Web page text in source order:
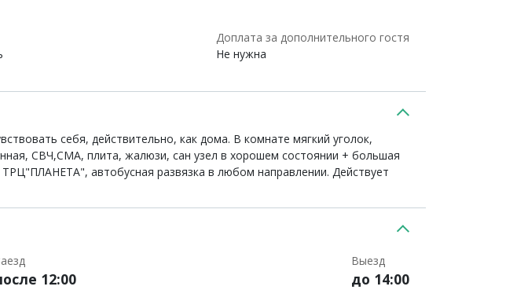
Доплата за дополнительного гостя
Не нужна
себя, действительно, как дома. В комнате мягкий уголок,
СВЧ,СМА, плита, жалюзи, сан узел в хорошем состоянии + большая
автобусная развязка в любом направлении. Действует
12:00
Выезд
до 14:00